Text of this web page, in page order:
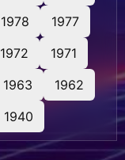
1978
1977
1972
1971
1963
1962
1940